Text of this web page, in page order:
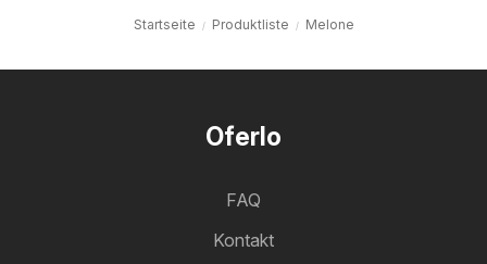
Startseite Produktliste Melone
Oferlo
FAQ
Kontakt